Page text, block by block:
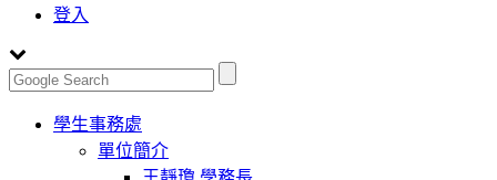
登入
Toggle
navigation
學生事務處
單位簡介